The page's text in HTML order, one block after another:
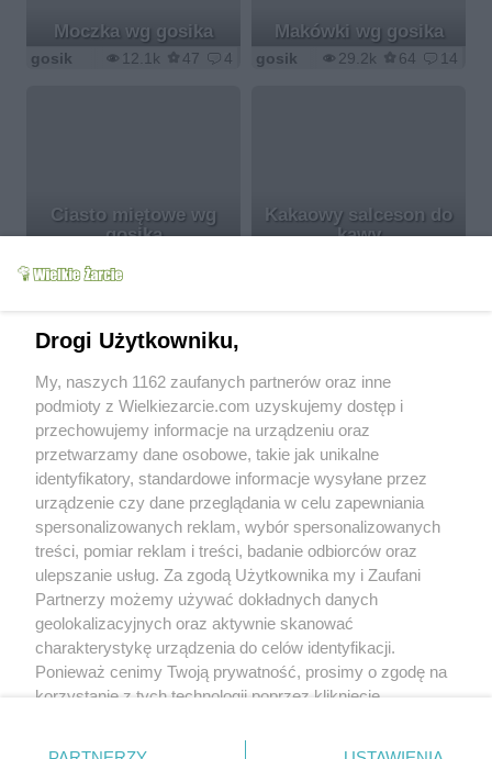
Moczka wg gosika
12.1k 47 4
gosik
Makówki wg gosika
29.2k 64 14
gosik
Ciasto miętowe wg
gosika
Kakaowy salceson do
kawy
Babka tulipan wg
gosika
52.7k 625 85
gosik
Dżem z truskawek wg
gosika
12.8k
gosik
more
Since:
2006-10-02
Status:
active (offline)
Forum posts:
561
Sent comments:
55
Recommended:0
Drogi Użytkowniku,
My, naszych 1162 zaufanych partnerów oraz inne
podmioty z Wielkiezarcie.com uzyskujemy dostęp i
przechowujemy informacje na urządzeniu oraz
przetwarzamy dane osobowe, takie jak unikalne
identyfikatory, standardowe informacje wysyłane przez
urządzenie czy dane przeglądania w celu zapewniania
spersonalizowanych reklam, wybór spersonalizowanych
treści, pomiar reklam i treści, badanie odbiorców oraz
ulepszanie usług. Za zgodą Użytkownika my i Zaufani
Partnerzy możemy używać dokładnych danych
geolokalizacyjnych oraz aktywnie skanować
charakterystykę urządzenia do celów identyfikacji.
Ponieważ cenimy Twoją prywatność, prosimy o zgodę na
korzystanie z tych technologii poprzez kliknięcie
zmienić/wycofać klikając przycisk ustawień prywatności